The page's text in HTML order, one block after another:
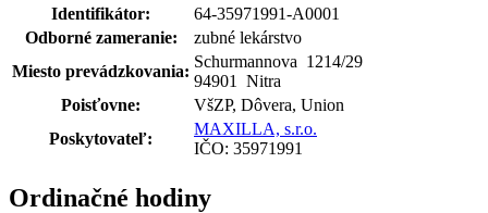
Identifikátor:
64-35971991-A0001
Odborné zameranie:
zubné lekárstvo
Miesto prevádzkovania:
Schurmannova 1214/29
94901 Nitra
Poisťovne:
VšZP, Dôvera, Union
Poskytovateľ:
MAXILLA, s.r.o.
IČO: 35971991
Ordinačné hodiny